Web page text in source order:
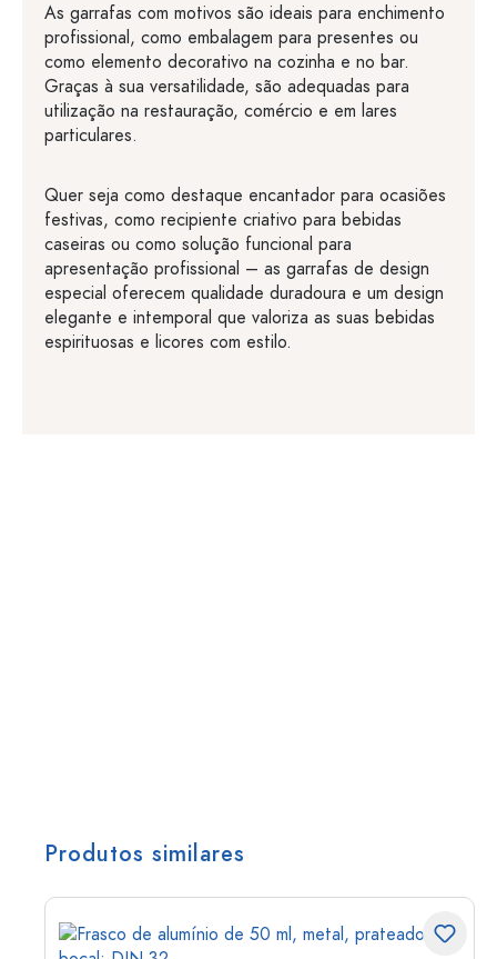
As garrafas com motivos são ideais para enchimento
profissional, como embalagem para presentes ou
como elemento decorativo na cozinha e no bar.
Graças à sua versatilidade, são adequadas para
utilização na restauração, comércio e em lares
particulares.
Quer seja como destaque encantador para ocasiões
festivas, como recipiente criativo para bebidas
caseiras ou como solução funcional para
apresentação profissional – as garrafas de design
especial oferecem qualidade duradoura e um design
elegante e intemporal que valoriza as suas bebidas
espirituosas e licores com estilo.
Produtos similares